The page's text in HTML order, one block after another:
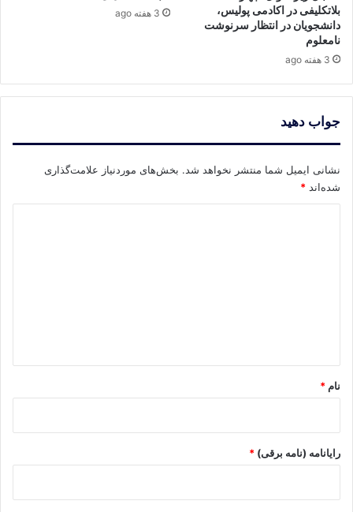
بلاتکلیفی در اکادمی پولیس،
دانشجویان در انتظار سرنوشت
نامعلوم
3 هفته ago
3 هفته ago
جواب دهید
نشانی ایمیل شما منتشر نخواهد شد. بخش‌های موردنیاز علامت‌گذاری
شده‌اند *
نام *
رایانامه (نامه برقی) *